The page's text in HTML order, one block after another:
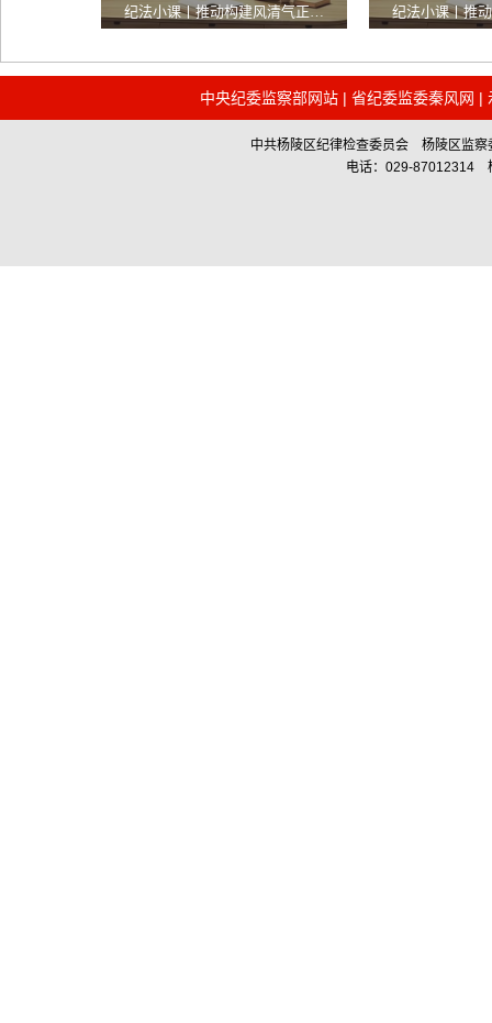
纪法小课丨推动构建风清气正… 纪法小课丨推
中央纪委监察部网站 | 省纪委监委秦风网 |
中共杨陵区纪律检查委员会 杨陵区监
电话：029-87012314